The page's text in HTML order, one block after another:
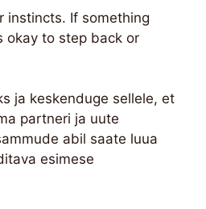
instincts. If something
okay to step back or
ja keskenduge sellele, et
partneri ja uute
abil saate luua
esimese